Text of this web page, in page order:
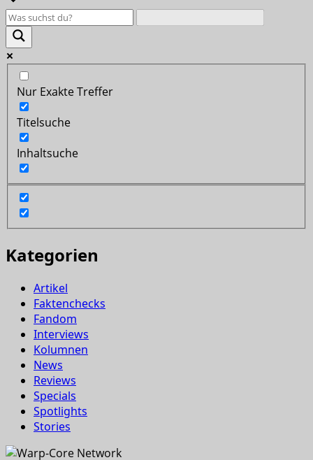
Nur Exakte Treffer
Titelsuche
Inhaltsuche
Kategorien
Artikel
Faktenchecks
Fandom
Interviews
Kolumnen
News
Reviews
Specials
Spotlights
Stories